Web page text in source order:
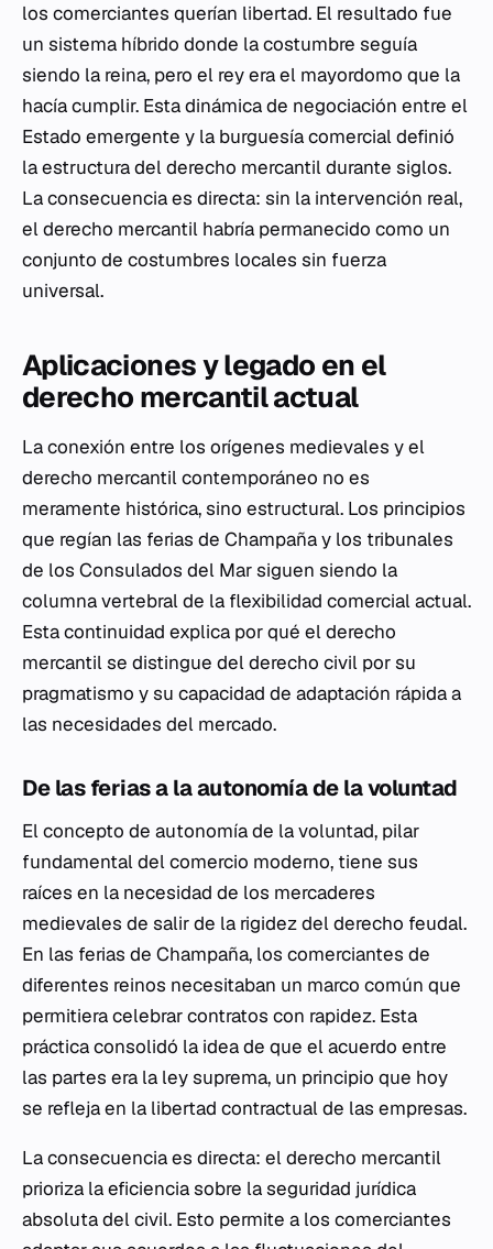
los comerciantes querían libertad. El resultado fue
un sistema híbrido donde la costumbre seguía
siendo la reina, pero el rey era el mayordomo que la
hacía cumplir. Esta dinámica de negociación entre el
Estado emergente y la burguesía comercial definió
la estructura del derecho mercantil durante siglos.
La consecuencia es directa: sin la intervención real,
el derecho mercantil habría permanecido como un
conjunto de costumbres locales sin fuerza
universal.
Aplicaciones y legado en el
derecho mercantil actual
La conexión entre los orígenes medievales y el
derecho mercantil contemporáneo no es
meramente histórica, sino estructural. Los principios
que regían las ferias de Champaña y los tribunales
de los Consulados del Mar siguen siendo la
columna vertebral de la flexibilidad comercial actual.
Esta continuidad explica por qué el derecho
mercantil se distingue del derecho civil por su
pragmatismo y su capacidad de adaptación rápida a
las necesidades del mercado.
De las ferias a la autonomía de la voluntad
El concepto de autonomía de la voluntad, pilar
fundamental del comercio moderno, tiene sus
raíces en la necesidad de los mercaderes
medievales de salir de la rigidez del derecho feudal.
En las ferias de Champaña, los comerciantes de
diferentes reinos necesitaban un marco común que
permitiera celebrar contratos con rapidez. Esta
práctica consolidó la idea de que el acuerdo entre
las partes era la ley suprema, un principio que hoy
se refleja en la libertad contractual de las empresas.
La consecuencia es directa: el derecho mercantil
prioriza la eficiencia sobre la seguridad jurídica
absoluta del civil. Esto permite a los comerciantes